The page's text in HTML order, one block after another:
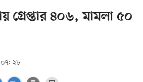
গ্রেপ্তার ৪০৬, মামলা ৫০
২৮